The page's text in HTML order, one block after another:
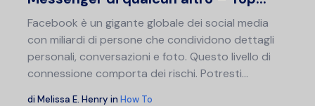
Facebook è un gigante globale dei social media
con miliardi di persone che condividono dettagli
personali, conversazioni e foto. Questo livello di
connessione comporta dei rischi. Potresti...
di Melissa E. Henry in How To